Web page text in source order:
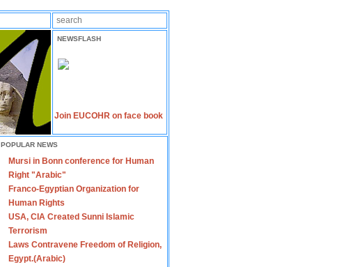
NEWSFLASH
Join EUCOHR on face book
POPULAR NEWS
Mursi in Bonn conference for Human
Right "Arabic"
Franco-Egyptian Organization for
Human Rights
USA, CIA Created Sunni Islamic
Terrorism
Laws Contravene Freedom of Religion,
Egypt.(Arabic)